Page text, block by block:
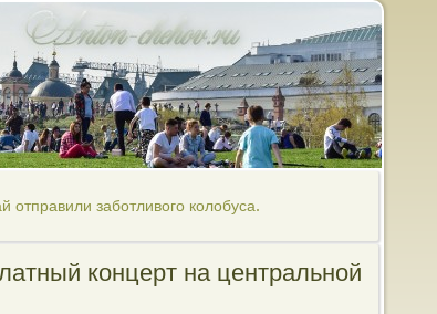
отправили заботливого колобуса.
концерт на центральной